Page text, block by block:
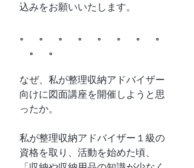
込みをお願いいたします。
。　。　。　。　。　。　。　。
。　。
なぜ、私が整理収納アドバイザー
向けに図面講座を開催しようと思
ったか。
私が整理収納アドバイザー１級の
資格を取り、活動を始めた頃、